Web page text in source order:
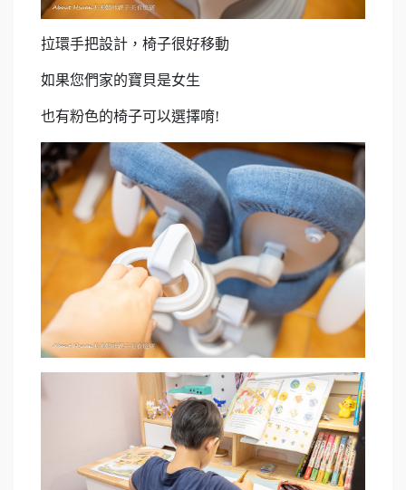
拉環手把設計，椅子很好移動
如果您們家的寶貝是女生
也有粉色的椅子可以選擇唷!